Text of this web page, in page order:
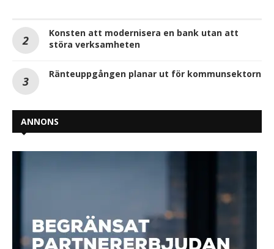
Konsten att modernisera en bank utan att
störa verksamheten
Ränteuppgången planar ut för kommunsektorn
ANNONS